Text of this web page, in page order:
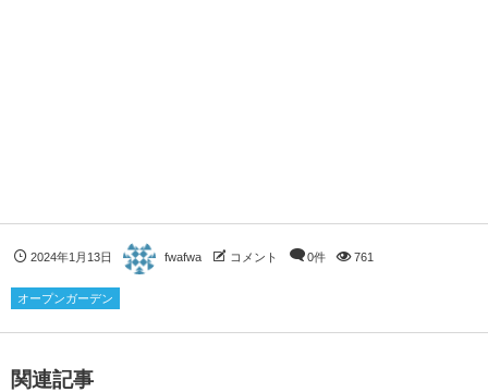
2024年1月13日 fwafwa コメント 0件 761
オープンガーデン
関連記事